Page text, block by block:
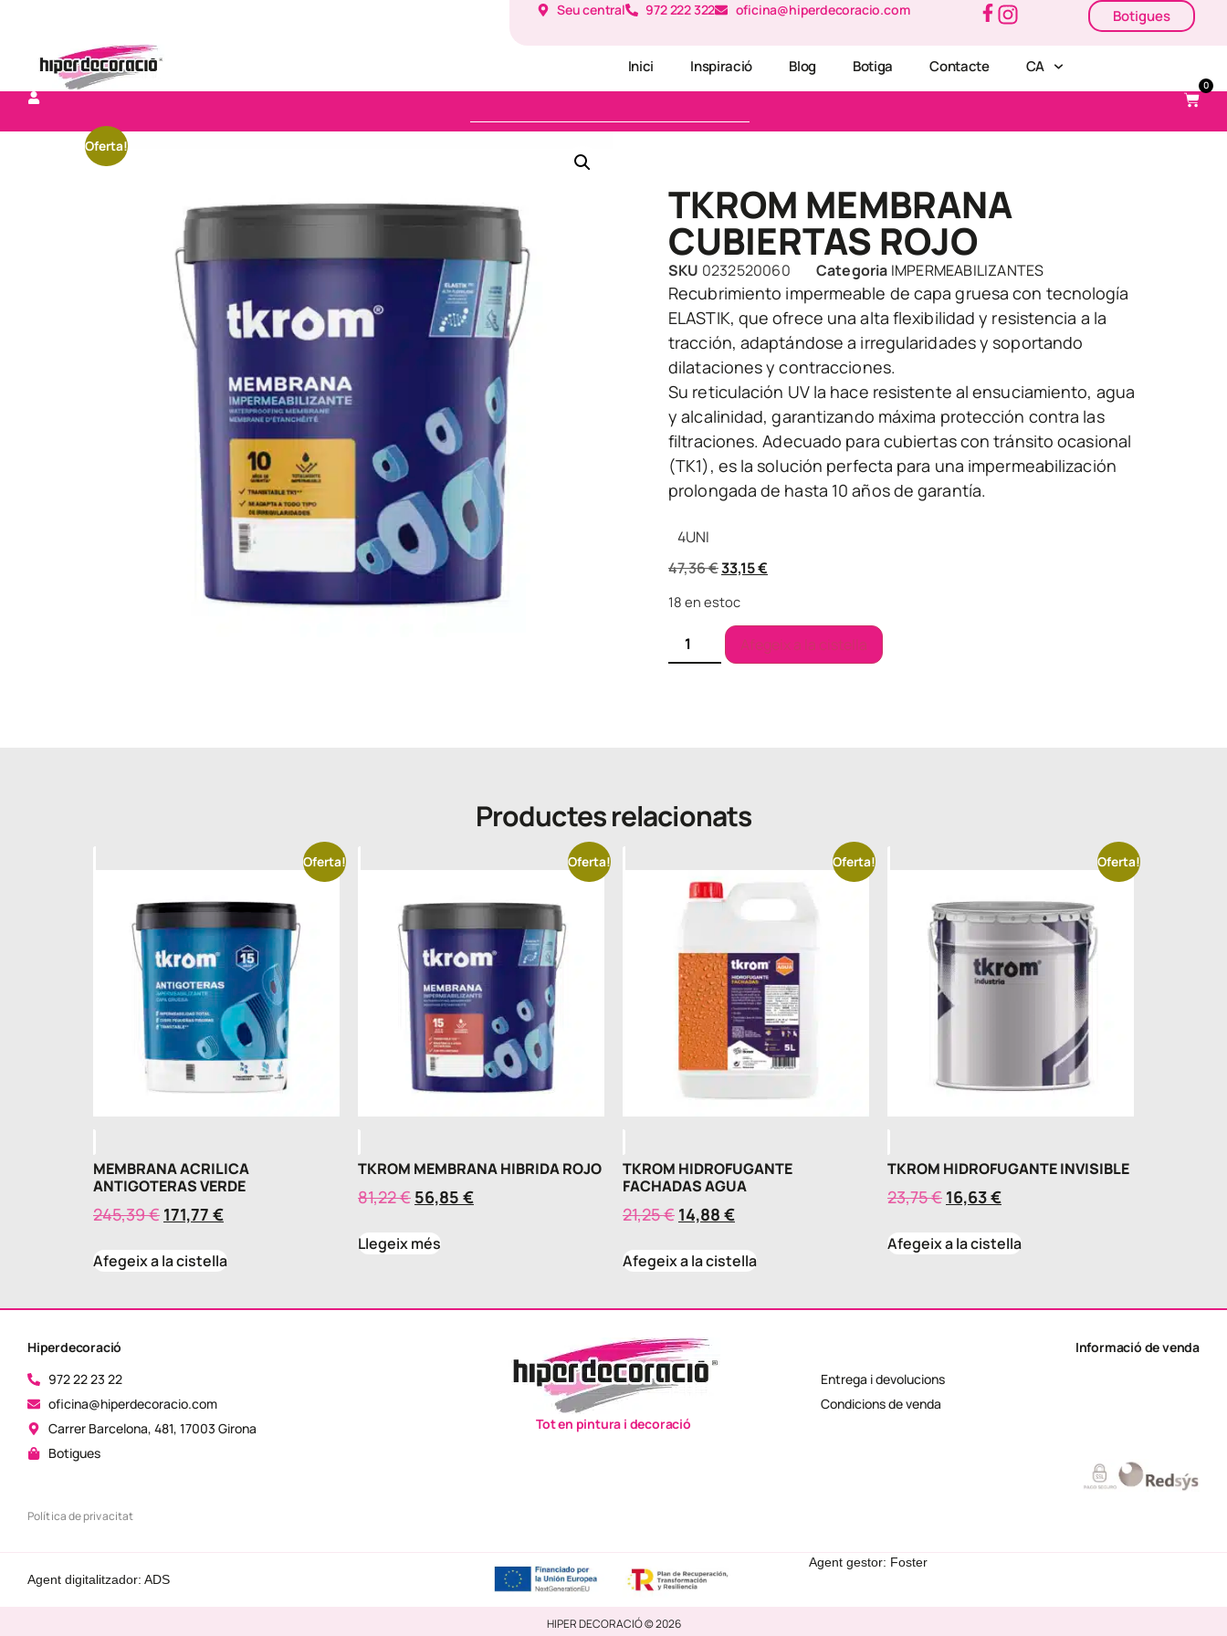
Seu central 972 222 322 oficina@hiperdecoracio.com Botigues
Inici Inspiració Blog Botiga Contacte CA
0
Oferta!
TKROM MEMBRANA
CUBIERTAS ROJO
SKU 0232520060 Categoria IMPERMEABILIZANTES
Recubrimiento impermeable de capa gruesa con tecnología
ELASTIK, que ofrece una alta flexibilidad y resistencia a la
tracción, adaptándose a irregularidades y soportando
dilataciones y contracciones.
Su reticulación UV la hace resistente al ensuciamiento, agua
y alcalinidad, garantizando máxima protección contra las
filtraciones. Adecuado para cubiertas con tránsito ocasional
(TK1), es la solución perfecta para una impermeabilización
prolongada de hasta 10 años de garantía.
4UNI
47,36€33,15€
18 en estoc
Afegeix a la cistella
Productes relacionats
Oferta!
MEMBRANA ACRILICA
ANTIGOTERAS VERDE
245,39€ 171,77 €
Afegeix a la cistella
Oferta!
TKROM MEMBRANA HIBRIDA ROJO
81,22€ 56,85 €
Llegeix més
Oferta!
TKROM HIDROFUGANTE
FACHADAS AGUA
21,25€ 14,88 €
Afegeix a la cistella
Oferta!
TKROM HIDROFUGANTE INVISIBLE
23,75€ 16,63€
Afegeix a la cistella
Hiperdecoració
972 22 23 22
oficina@hiperdecoracio.com
Carrer Barcelona, 481, 17003 Girona
Botigues
Política de privacitat
Tot en pintura i decoració
Informació de venda
Entrega i devolucions
Condicions de venda
Agent digitalitzador: ADS
Agent gestor: Foster
HIPER DECORACIÓ © 2026